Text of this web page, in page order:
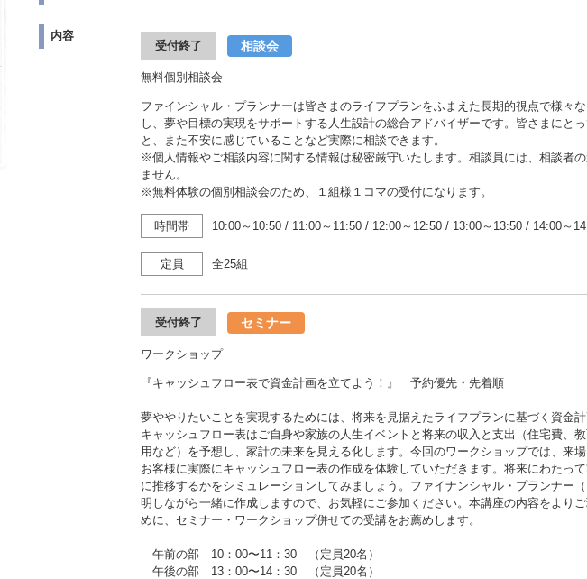
内容
受付終了 相談会
無料個別相談会
ファインシャル・プランナーは皆さまのライフプランをふまえた長期的視点で様々
し、夢や目標の実現をサポートする人生設計の総合アドバイザーです。皆さまにと
と、また不安に感じていることなど実際に相談できます。
※個人情報やご相談内容に関する情報は秘密厳守いたします。相談員には、相談者
ません。
※無料体験の個別相談会のため、１組様１コマの受付になります。
時間帯 10:00～10:50 / 11:00～11:50 / 12:00～12:50 / 13:00～13:50 / 14:00～
定員 全25組
受付終了 セミナー
ワークショップ
『キャッシュフロー表で資金計画を立てよう！』 予約優先・先着順
夢ややりたいことを実現するためには、将来を見据えたライフプランに基づく資金計
キャッシュフロー表はご自身や家族の人生イベントと将来の収入と支出（住宅費、
用など）を予想し、家計の未来を見える化します。今回のワークショップでは、来
お客様に実際にキャッシュフロー表の作成を体験していただきます。将来にわたっ
に推移するかをシミュレーションしてみましょう。ファイナンシャル・プランナー
明しながら一緒に作成しますので、お気軽にご参加ください。本講座の内容をより
めに、セミナー・ワークショップ併せての受講をお薦めします。
午前の部 10：00〜11：30 （定員20名）
午後の部 13：00〜14：30 （定員20名）